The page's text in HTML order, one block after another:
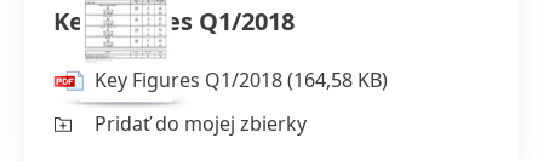
Key Figures Q1/2018
Key Figures Q1/2018(164,58 KB)
Pridať do mojej zbierky